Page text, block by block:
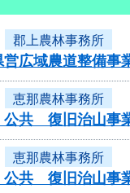
郡上農林事務所
営広域農道整備
恵那農林事務所
公共 復旧治山
恵那農林事務所
公共 復旧治山